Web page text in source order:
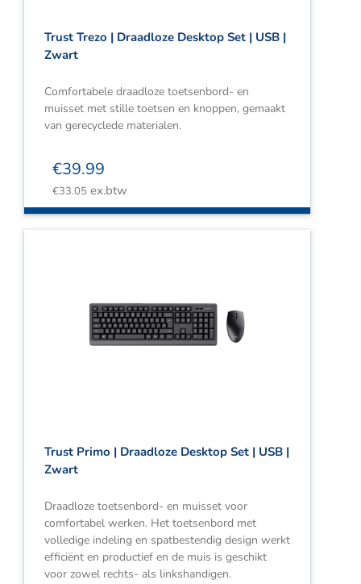
Trust Trezo | Draadloze Desktop Set | USB |
Zwart
Comfortabele draadloze toetsenbord- en
muisset met stille toetsen en knoppen, gemaakt
van gerecyclede materialen.
€39.99
€33.05 ex.btw
Trust Primo | Draadloze Desktop Set | USB |
Zwart
Draadloze toetsenbord- en muisset voor
comfortabel werken. Het toetsenbord met
volledige indeling en spatbestendig design werkt
efficiënt en productief en de muis is geschikt
voor zowel rechts- als linkshandigen.